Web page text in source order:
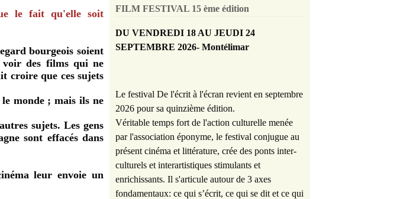
le fait qu'elle soit
bourgeois soient
voir des films qui ne
croire que ces sujets
monde ; mais ils ne
sujets. Les gens
sont effacés dans
leur envoie un
FILM FESTIVAL 15 ème édition
DU VENDREDI 18 AU JEUDI 24
SEPTEMBRE 2026- Montélimar
Le festival De l'écrit à l'écran revient en septembre
2026 pour sa quinzième édition.
Véritable temps fort de l'action culturelle menée
par l'association éponyme, le festival conjugue au
présent cinéma et littérature, crée des ponts inter-
culturels et interartistiques stimulants et
enrichissants. Il s'articule autour de 3 axes
fondamentaux: ce qui s’écrit, ce qui se dit et ce qui